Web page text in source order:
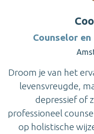
Counselor
Droom je van het
levensvreugde,
depressief of
professioneel
op holistische